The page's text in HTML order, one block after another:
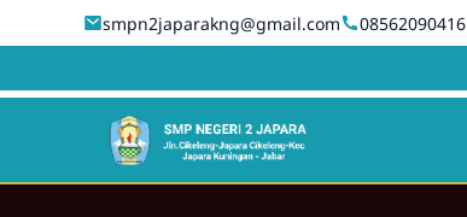
smpn2japarakng@gmail.com 08562090416